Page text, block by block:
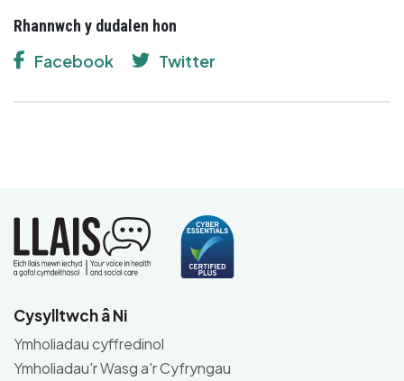
Rhannwch y dudalen hon
Facebook Twitter
Cysylltwch â Ni
Ymholiadau cyffredinol
Ymholiadau'r Wasg a'r Cyfryngau